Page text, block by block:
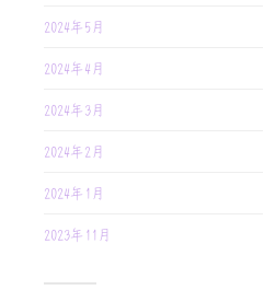
2024年5月
2024年4月
2024年3月
2024年2月
2024年1月
2023年11月